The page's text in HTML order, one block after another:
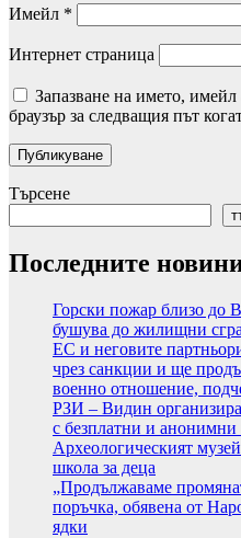
Имейл *
Интернет страница
Запазване на името, имейл
браузър за следващия път
Търсене
Последните
Горски пожар близо до
бушува до жилищни
ЕС и неговите
чрез санкции и ще
военно отношение,
РЗИ – Видин
с безплатни и анонимни
Археологическият
школа за деца
„Продължаваме
поръчка, обявена от
ядки